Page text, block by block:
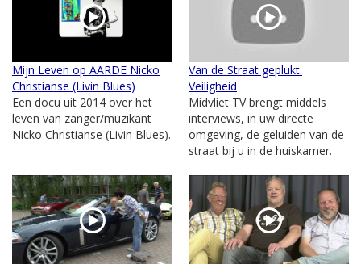
Mijn Leven op AARDE Nicko
Christianse (Livin Blues)
Een docu uit 2014 over het
leven van zanger/muzikant
Nicko Christianse (Livin Blues).
Van de Straat geplukt.
Veiligheid
Midvliet TV brengt middels
interviews, in uw directe
omgeving, de geluiden van de
straat bij u in de huiskamer.